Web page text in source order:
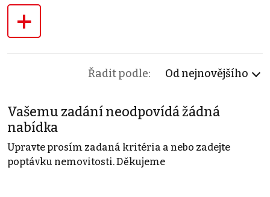
+
Řadit podle: Od nejnovějšího
Vašemu zadání neodpovídá žádná
nabídka
Upravte prosím zadaná kritéria a nebo zadejte
poptávku nemovitosti. Děkujeme